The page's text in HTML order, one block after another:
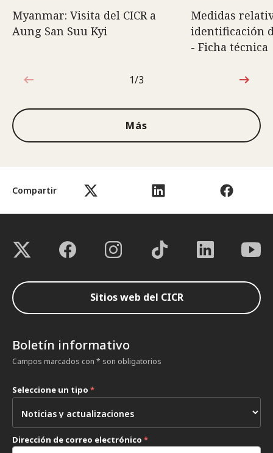
Compartir
Myanmar: Visita del CICR a
Aung San Suu Kyi
Medidas
identificación
- Ficha técnica
1de3
1/3
Más
Sitios web del CICR
Boletín informativo
Campos marcados con * son obligatorios
Seleccione un tipo *
Dirección de correo electrónico *